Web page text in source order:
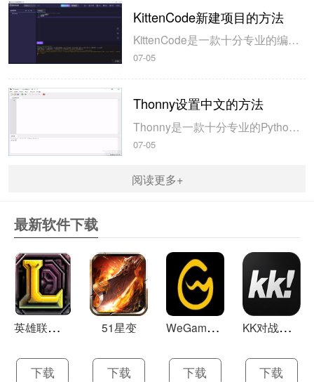
KittenCode新建项目的方法
KittenCode是一款十分专业的编程软件，该软件给用户提供了可视化的操作界面，支持Python语言的编程开发以及第三方库管理，并且提供了很多实用的工具，功能十分强大。我们在使用这款软件进行编程开发的过程中，最基本、最常做的操作就是新建项目，因此我们很有必要掌握新建项目的方法。但是这款软件的专业性...
07-05
Thonny设置中文的方法
Thonny是一款十分专业的Python编辑软件，该软件界面清爽简单，给用户提供了丰富的编程工具，具备代码补全、语法错误显示等功能，非常的适合新手使用。该软件还支持多种语言，所以在下载这款软件的时候，有时候下载到电脑中的软件是英文版本的，这对于英语基础较差的小伙伴来说，使用这款软件就会变得十分困难，...
07-05
阅读更多+
最新软件下载
英
雄联盟LOL 13.21
下载
51星变
下载
W
eGame(腾讯游戏平台TGP) 5.10.19.1000
下载
K
K对战平台 1.0.1
下载